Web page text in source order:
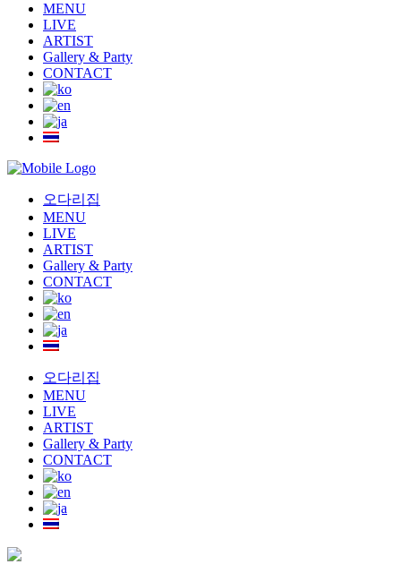
MENU
LIVE
ARTIST
Gallery & Party
CONTACT
오다리집
MENU
LIVE
ARTIST
Gallery & Party
CONTACT
오다리집
MENU
LIVE
ARTIST
Gallery & Party
CONTACT